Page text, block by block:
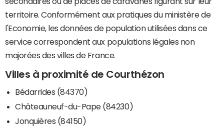
territoire. Conformément aux pratiques du ministère de
l'Economie, les données de population utilisées dans ce
service correspondent aux populations légales non
majorées des villes de France.
Villes à proximité de Courthézon
Bédarrides (84370)
Châteauneuf-du-Pape (84230)
Jonquières (84150)